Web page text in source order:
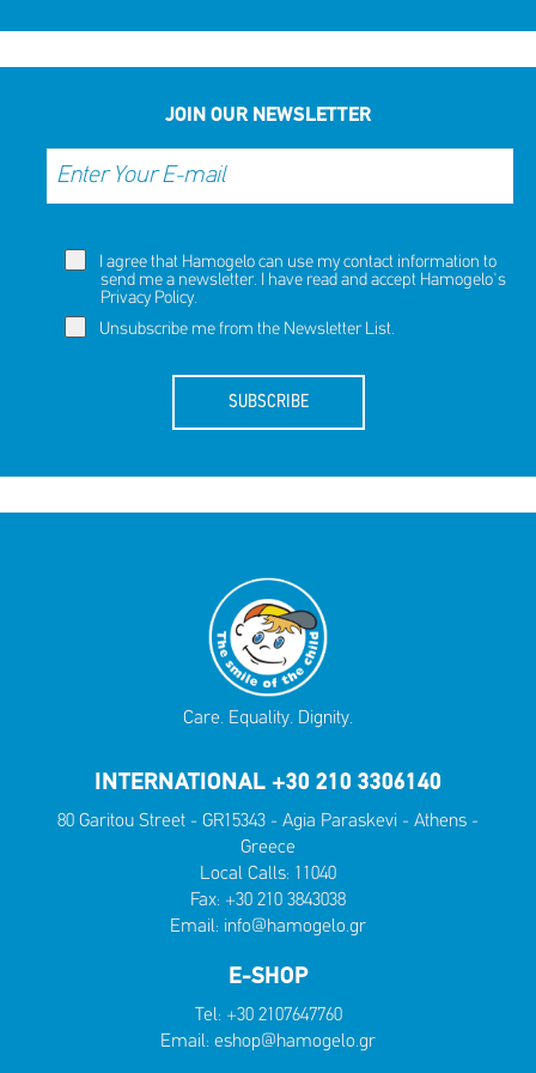
JOIN OUR NEWSLETTER
I agree that Hamogelo can use my contact information to
send me a newsletter. I have read and accept Hamogelo's
Privacy Policy.
Unsubscribe me from the Newsletter List.
SUBSCRIBE
Care. Equality. Dignity.
INTERNATIONAL +30 210 3306140
80 Garitou Street - GR15343 - Agia Paraskevi - Athens -
Greece
Local Calls: 11040
Fax: +30 210 3843038
Email: info@hamogelo.gr
E-SHOP
Tel: +30 2107647760
Email: eshop@hamogelo.gr